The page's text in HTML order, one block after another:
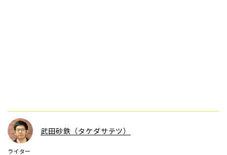
武田砂鉄（タケダサテツ）
ライター